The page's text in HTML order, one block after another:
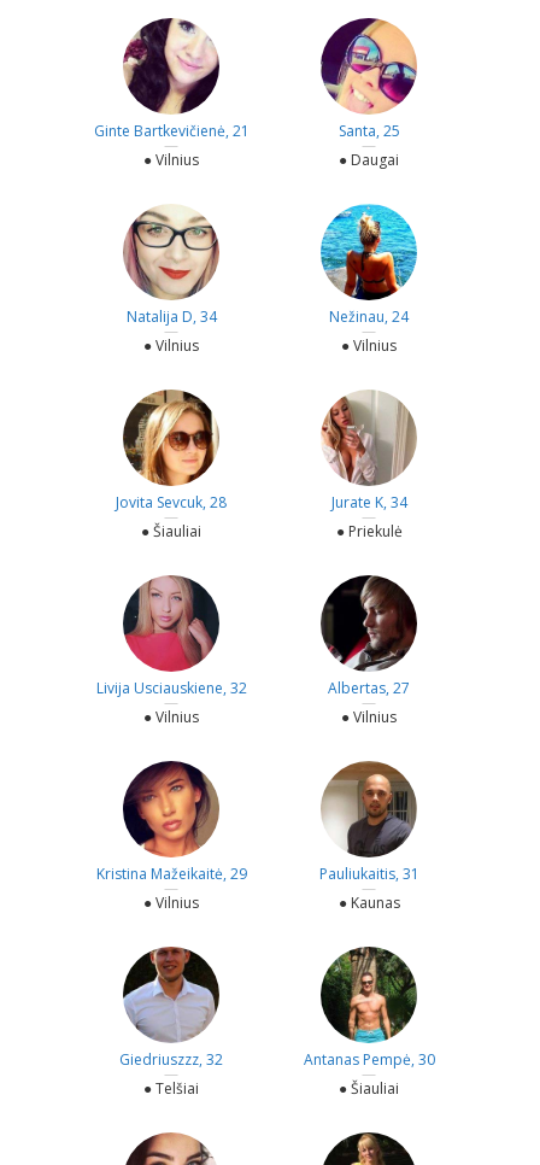
Ginte Bartkevičienė, 21
—
● Vilnius
Santa, 25
—
● Daugai
Natalija D, 34
—
● Vilnius
Nežinau, 24
—
● Vilnius
Jovita Sevcuk, 28
—
● Šiauliai
Jurate K, 34
—
● Priekulė
Livija Usciauskiene, 32
—
● Vilnius
Albertas, 27
—
● Vilnius
Kristina Mažeikaitė, 29
—
● Vilnius
Pauliukaitis, 31
—
● Kaunas
Giedriuszzz, 32
—
● Telšiai
Antanas Pempė, 30
—
● Šiauliai